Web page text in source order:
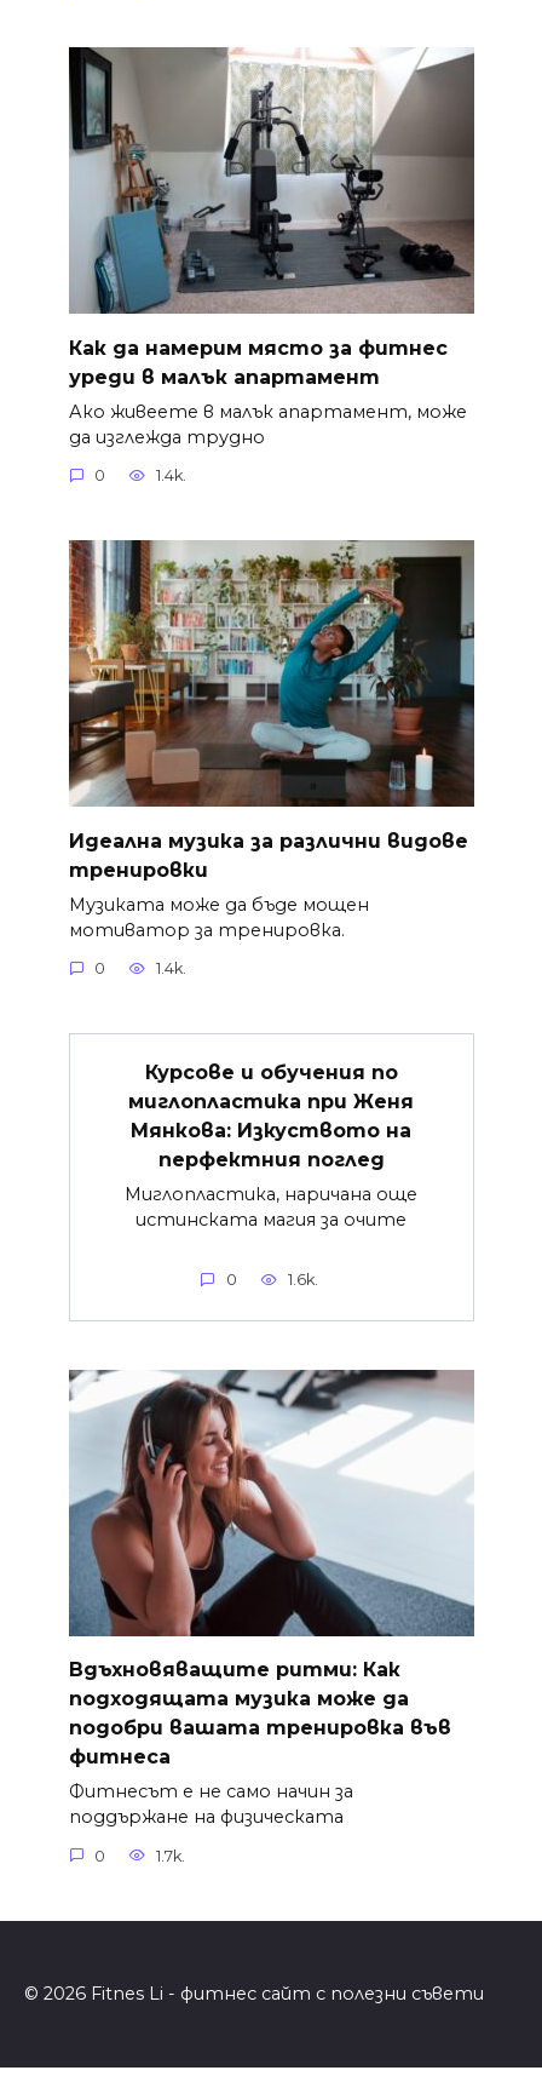
Как да намерим място за фитнес
уреди в малък апартамент
Ако живеете в малък апартамент, може
да изглежда трудно
0 1.4k.
Идеална музика за различни видове
тренировки
Музиката може да бъде мощен
мотиватор за тренировка.
0 1.4k.
Курсове и обучения по
миглопластика при Женя
Мянкова: Изкуството на
перфектния поглед
Миглопластика, наричана още
истинската магия за очите
0 1.6k.
Вдъхновяващите ритми: Как
подходящата музика може да
подобри вашата тренировка във
фитнеса
Фитнесът е не само начин за
поддържане на физическата
0 1.7k.
© 2026 Fitnes Li - фитнес сайт с полезни съвети